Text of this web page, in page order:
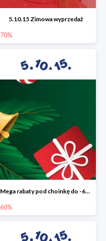
5.10.15 Zimowa wyprzedaż
70%
Mega rabaty pod choinkę do -60%
60%